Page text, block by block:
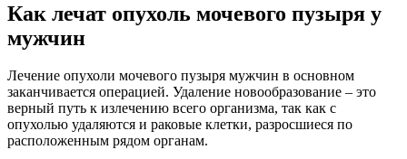
Как лечат опухоль мочевого пузыря у
мужчин
Лечение опухоли мочевого пузыря мужчин в основном
заканчивается операцией. Удаление новообразование – это
верный путь к излечению всего организма, так как с
опухолью удаляются и раковые клетки, разросшиеся по
расположенным рядом органам.